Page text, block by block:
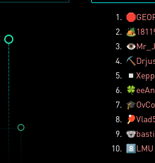
1. 🛑
2. 🏕️
3. 👁️
4. ⛏️
5.
◽ Xepp
6. 🍀
7. 🎓
8.
🏓
9. 🐨
10. 8️⃣LMU